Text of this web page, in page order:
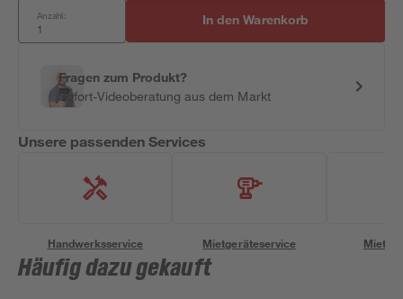
Anzahl: In den Warenkorb
Fragen zum Produkt?
Sofort-Videoberatung aus dem Markt
Unsere passenden Services
Handwerksservice Mietgeräteservice
Häufig dazu gekauft